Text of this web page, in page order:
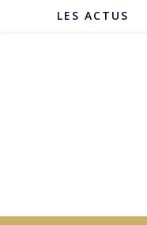
LES ACTUS